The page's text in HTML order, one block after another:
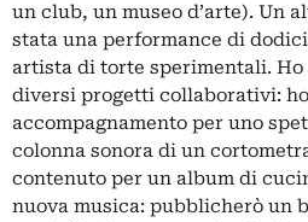
un club, un museo d’arte). Un
stata una performance di
artista di torte sperimentali. Ho
diversi progetti collaborativi:
accompagnamento per uno
colonna sonora di un
contenuto per un album di
nuova musica: pubblicherò un